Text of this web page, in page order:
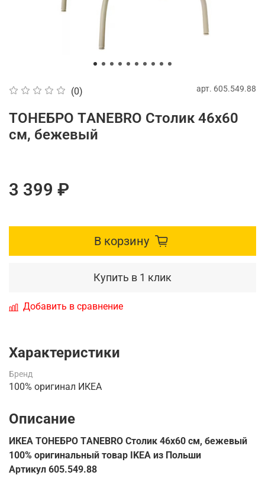
(0) арт. 605.549.88
ТОНЕБРО TАNEBRO Столик 46х60
см, бежевый
3 399 ₽
В корзину
Купить в 1 клик
Добавить в сравнение
Характеристики
Бренд
100% оригинал ИКЕА
Описание
ИКЕА ТОНЕБРО TАNEBRO Столик 46х60 см, бежевый
100% оригинальный товар IKEA из Польши
Артикул 605.549.88